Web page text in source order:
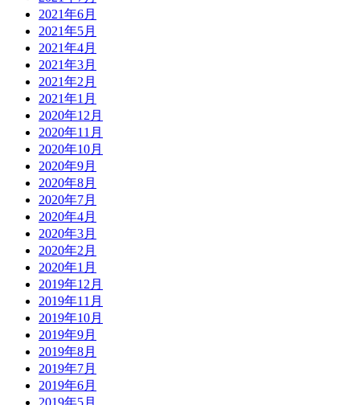
2021年6月
2021年5月
2021年4月
2021年3月
2021年2月
2021年1月
2020年12月
2020年11月
2020年10月
2020年9月
2020年8月
2020年7月
2020年4月
2020年3月
2020年2月
2020年1月
2019年12月
2019年11月
2019年10月
2019年9月
2019年8月
2019年7月
2019年6月